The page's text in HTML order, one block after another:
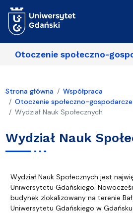
Otoczenie społeczno-
Strona główna
Współpraca
Otoczenie społeczno-gospodarcze
Wydział Nauk Społecznych
Wydział Nauk
Wydział Nauk Społecznych jest
Uniwersytetu Gdańskiego.
budynek zlokalizowany na terenie
Uniwersytetu Gdańskiego w